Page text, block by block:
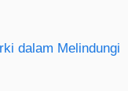
dalam Melindungi